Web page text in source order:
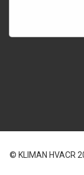
© KLIMAN HVACR